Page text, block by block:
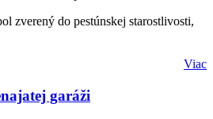
zverený do pestúnskej starostlivosti,
Viac
garáži